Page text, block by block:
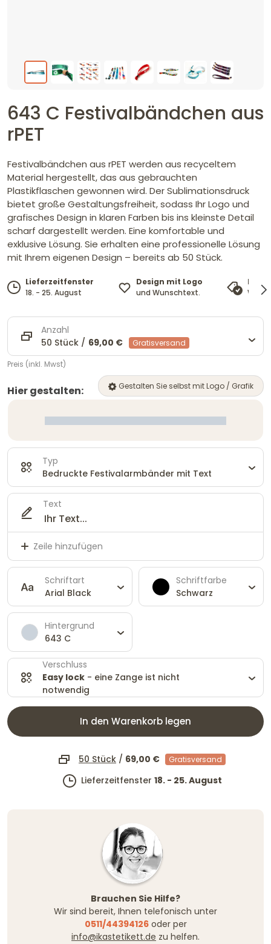
643 C Festivalbändchen aus
rPET
Festivalbändchen aus rPET werden aus recyceltem
Material hergestellt, das aus gebrauchten
Plastikflaschen gewonnen wird. Der Sublimationsdruck
bietet große Gestaltungsfreiheit, sodass Ihr Logo und
grafisches Design in klaren Farben bis ins kleinste Detail
scharf dargestellt werden. Eine komfortable und
exklusive Lösung. Sie erhalten eine professionelle Lösung
mit Ihrem eigenen Design – bereits ab 50 Stück.
Lieferzeitfenster
18. - 25. August
Design mit Logo
und Wunschtext.
Wir
Anzahl
50 Stück / 69,00 € Gratisversand
Preis (inkl. Mwst)
Hier gestalten: Gestalten Sie selbst mit Logo / Grafik
Typ
Bedruckte Festivalarmbänder mit Text
Text
Zeile hinzufügen
Schriftart
Arial Black
Schriftfarbe
Schwarz
Hintergrund
643 C
Verschluss
Easy lock - eine Zange ist nicht
notwendig
In den Warenkorb legen
50 Stück / 69,00 € Gratisversand
Lieferzeitfenster 18. - 25. August
Brauchen Sie Hilfe?
Wir sind bereit, Ihnen telefonisch unter
0511/44394126oder per
info@ikastetikett.de zu helfen.